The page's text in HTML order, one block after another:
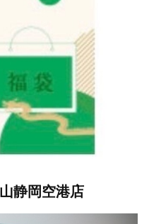
静岡空港店